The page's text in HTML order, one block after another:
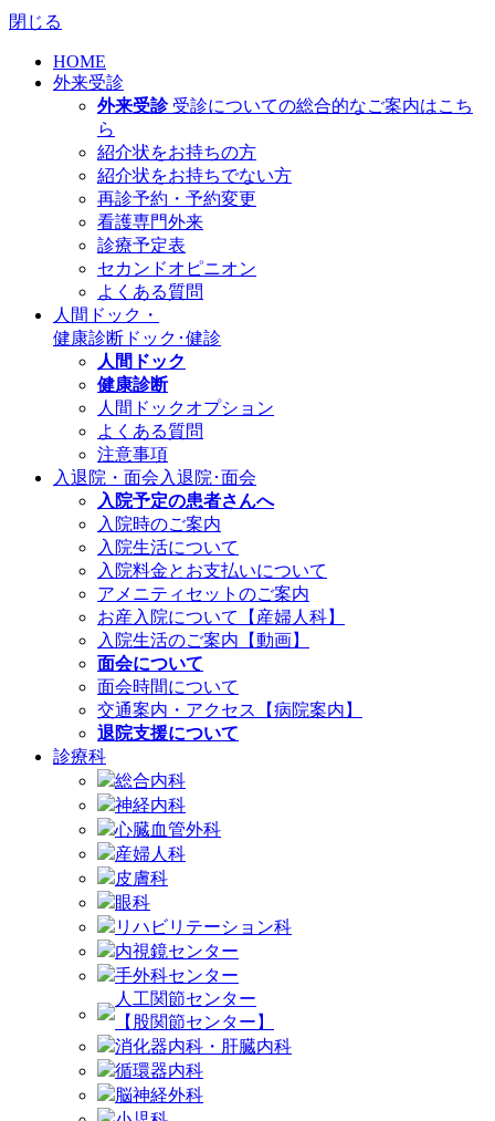
閉じる
HOME
外来受診
外来受診 受診についての総合的なご案内はこち
ら
紹介状をお持ちの方
紹介状をお持ちでない方
再診予約・予約変更
看護専門外来
診療予定表
セカンドオピニオン
よくある質問
人間ドック・
健康診断 ドック･健診
人間ドック
健康診断
人間ドックオプション
よくある質問
注意事項
入退院・面会 入退院･面会
入院予定の患者さんへ
入院時のご案内
入院生活について
入院料金とお支払いについて
アメニティセットのご案内
お産入院について【産婦人科】
入院生活のご案内【動画】
面会について
面会時間について
交通案内・アクセス【病院案内】
退院支援について
診療科
総合内科
神経内科
心臓血管外科
産婦人科
皮膚科
眼科
リハビリテーション科
内視鏡センター
手外科センター
人工関節センター
【股関節センター】
消化器内科・肝臓内科
循環器内科
脳神経外科